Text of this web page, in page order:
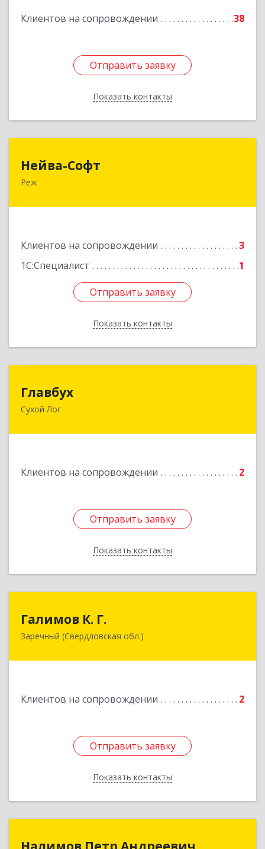
Клиентов на сопровождении 38
Отправить заявку
Показать контакты
Отправить заявку
Назад
Нейва-Софт
Реж
Клиентов на сопровождении
3
1С:Специалист
1
Отправить заявку
Показать контакты
623750, Свердловская обл, Режевской р-н, Реж
Отправить заявку
Назад
Главбух
Сухой Лог
Клиентов на сопровождении 2
Отправить заявку
Показать контакты
Отправить заявку
Назад
Галимов К. Г.
Заречный (Свердловская обл.)
Клиентов на сопровождении 2
Отправить заявку
Показать контакты
Свердловская обл, г. Заречный, ул. Кузнецова,
Отправить заявку
Назад